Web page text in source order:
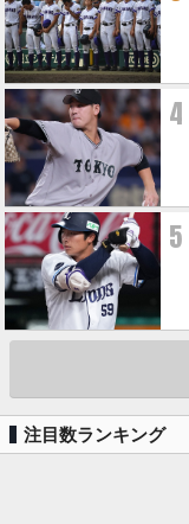
4
5
注目数ランキング